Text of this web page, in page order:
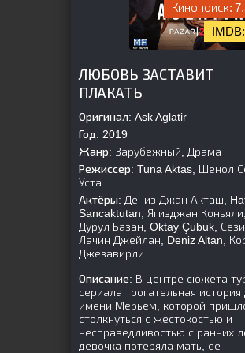
ЛЮБОВЬ ЗАСТАВИТ
ПЛАКАТЬ
Оригинал: Ask Aglatir
Год: 2019
Жанр: Зарубежный, Драма
Режиссер: Tuna Aktas, Шенол
Уста
Актёры: Дениз Джан Акташ,
Sancaktutan, Ягизджан
Дурул Базан, Oktay Çubuk,
Лачин Джейлан, Deniz Altan,
Джезавирли
Описание: В центре сюжета
сериала трогательная
имени Мерьем, которой
столкнуться с жестокостью и
несправедливостью с ранних
девочка потеряла мать, ее